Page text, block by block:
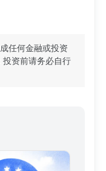
任何金融或投资
资前请务必自行